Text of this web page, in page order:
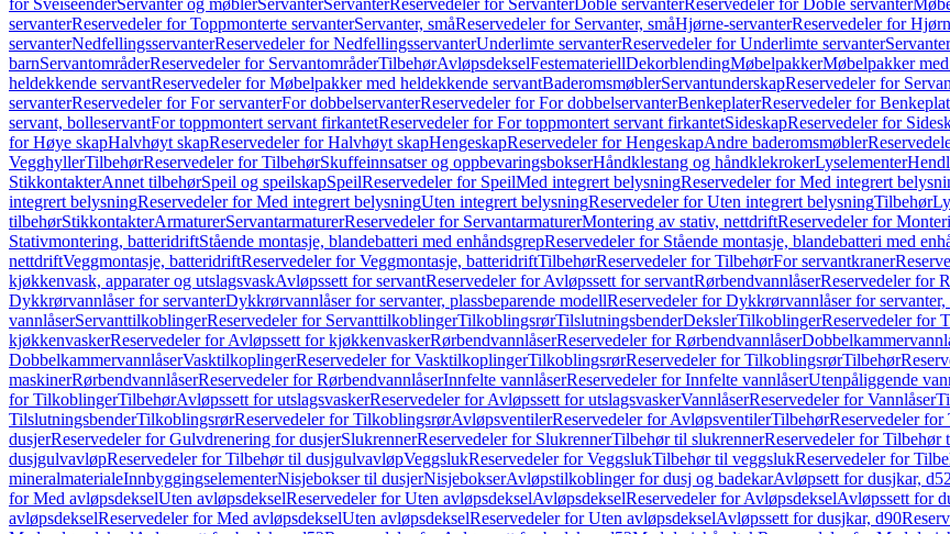
for SveiseenderServanter og møblerServanterServanterReservedeler for ServanterDoble servanterReservedeler for Doble servanter
servanterReservedeler for Toppmonterte servanterServanter, småReservedeler for Servanter, småHjørne-servanterReservedeler for
servanterNedfellingsservanterReservedeler for NedfellingsservanterUnderlimte servanterReservedeler for Underlimte servanter
barnServantområderReservedeler for ServantområderTilbehørAvløpsdekselFestemateriellDekorblendingMøbelpakkerMøbelpakker
heldekkende servantReservedeler for Møbelpakker med heldekkende servantBaderomsmøblerServantunderskapReservedeler for
servanterReservedeler for For servanterFor dobbelservanterReservedeler for For dobbelservanterBenkeplaterReservedeler for
servant, bolleservantFor toppmontert servant firkantetReservedeler for For toppmontert servant firkantetSideskapReservedeler for
for Høye skapHalvhøyt skapReservedeler for Halvhøyt skapHengeskapReservedeler for HengeskapAndre baderomsmøbler
VegghyllerTilbehørReservedeler for TilbehørSkuffeinnsatser og oppbevaringsbokserHåndklestang og håndklekrokerLyselementer
StikkontakterAnnet tilbehørSpeil og speilskapSpeilReservedeler for SpeilMed integrert belysningReservedeler for Med integrert
integrert belysningReservedeler for Med integrert belysningUten integrert belysningReservedeler for Uten integrert belysningTilbehør
tilbehørStikkontakterArmaturerServantarmaturerReservedeler for ServantarmaturerMontering av stativ, nettdriftReservedeler for
Stativmontering, batteridriftStående montasje, blandebatteri med enhåndsgrepReservedeler for Stående montasje, blandebatteri med
nettdriftVeggmontasje, batteridriftReservedeler for Veggmontasje, batteridriftTilbehørReservedeler for TilbehørFor servantkraner
kjøkkenvask, apparater og utslagsvaskAvløpssett for servantReservedeler for Avløpssett for servantRørbendvannlåserReservedeler for
Dykkrørvannlåser for servanterDykkrørvannlåser for servanter, plassbeparende modellReservedeler for Dykkrørvannlåser for servanter,
vannlåserServanttilkoblingerReservedeler for ServanttilkoblingerTilkoblingsrørTilslutningsbenderDekslerTilkoblingerReservedeler for
kjøkkenvaskerReservedeler for Avløpssett for kjøkkenvaskerRørbendvannlåserReservedeler for Rørbendvannlåser
DobbelkammervannlåserVasktilkoplingerReservedeler for VasktilkoplingerTilkoblingsrørReservedeler for TilkoblingsrørTilbehør
maskinerRørbendvannlåserReservedeler for RørbendvannlåserInnfelte vannlåserReservedeler for Innfelte vannlåserUtenpåliggende
for TilkoblingerTilbehørAvløpssett for utslagsvaskerReservedeler for Avløpssett for utslagsvaskerVannlåserReservedeler for Vannlåser
TilslutningsbenderTilkoblingsrørReservedeler for TilkoblingsrørAvløpsventilerReservedeler for AvløpsventilerTilbehørReservedeler for
dusjerReservedeler for Gulvdrenering for dusjerSlukrennerReservedeler for SlukrennerTilbehør til slukrennerReservedeler for Tilbehør
dusjgulvavløpReservedeler for Tilbehør til dusjgulvavløpVeggslukReservedeler for VeggslukTilbehør til veggslukReservedeler for
mineralmaterialeInnbyggingselementerNisjebokser til dusjerNisjebokserAvløpstilkoblinger for dusj og badekarAvløpsett for dusjkar, d52
for Med avløpsdekselUten avløpsdekselReservedeler for Uten avløpsdekselAvløpsdekselReservedeler for AvløpsdekselAvløpssett for
avløpsdekselReservedeler for Med avløpsdekselUten avløpsdekselReservedeler for Uten avløpsdekselAvløpssett for dusjkar, d90